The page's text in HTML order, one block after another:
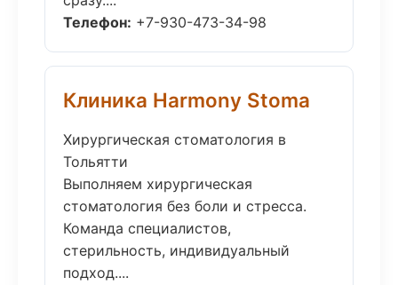
Телефон: +7-930-473-34-98
Клиника Harmony Stoma
Хирургическая стоматология в
Тольятти
Выполняем хирургическая
стоматология без боли и стресса.
Команда специалистов,
стерильность, индивидуальный
подход....